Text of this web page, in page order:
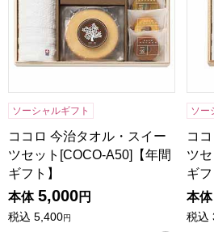
ソーシャルギフト
ココロ 今治タオル・スイー
ツセット[COCO-A50]【年間
ギフト】
本体 5,000円
税込 5,400円
ソー
コ
ツ
ギフ
本体
税込